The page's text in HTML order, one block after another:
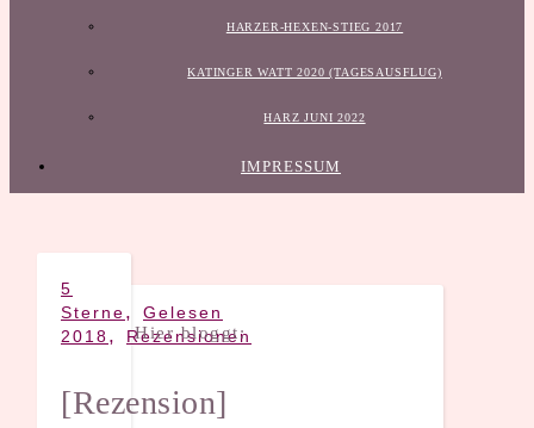
HARZER-HEXEN-STIEG 2017
KATINGER WATT 2020 (TAGESAUSFLUG)
HARZ JUNI 2022
IMPRESSUM
5
Sterne, Gelesen
2018, Rezensionen
[Rezension]
Hier bloggt: